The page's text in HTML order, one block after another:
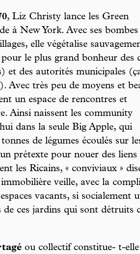
, Liz Christy lance les Green
à New York. Avec ses bombes
elle végétalise
le plus grand bonheur des
et des autorités municipales
très peu de moyens et
un espace de rencontres et
Ainsi naissent les community
dans la seule Big Apple, qui
de légumes écoulés sur
prétexte pour nouer des liens
les Ricains, « conviviaux »
veille, avec la
vacants, si socialement
de ces jardins qui sont détruits
ou collectif constitue- t-